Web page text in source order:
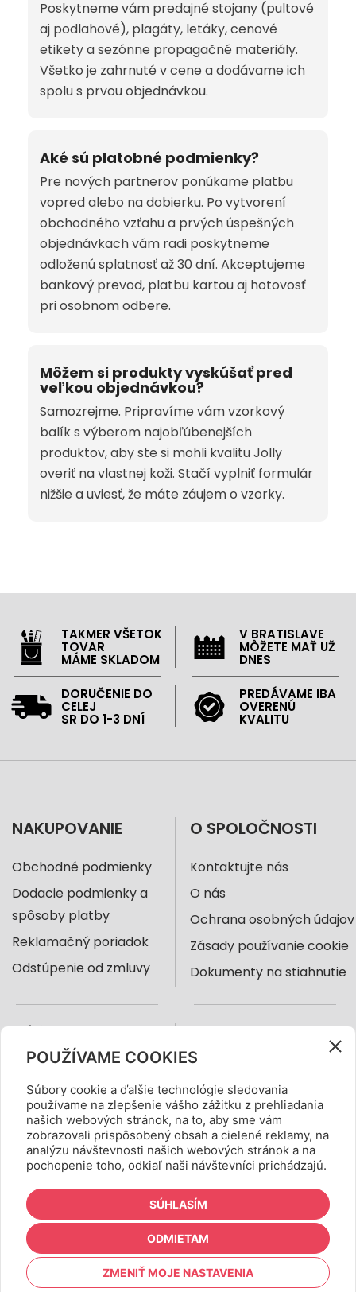
POUŽÍVAME COOKIES
Súbory cookie a ďalšie technológie sledovania
používame na zlepšenie vášho zážitku z prehliadania
našich webových stránok, na to, aby sme vám
zobrazovali prispôsobený obsah a cielené reklamy, na
analýzu návštevnosti našich webových stránok a na
pochopenie toho, odkiaľ naši návštevníci prichádzajú.
SÚHLASÍM
ODMIETAM
ZMENIŤ MOJE NASTAVENIA
Poskytneme vám predajné stojany (pultové
aj podlahové), plagáty, letáky, cenové
etikety a sezónne propagačné materiály.
Všetko je zahrnuté v cene a dodávame ich
spolu s prvou objednávkou.
Aké sú platobné podmienky?
Pre nových partnerov ponúkame platbu
vopred alebo na dobierku. Po vytvorení
obchodného vzťahu a prvých úspešných
objednávkach vám radi poskytneme
odloženú splatnosť až 30 dní. Akceptujeme
bankový prevod, platbu kartou aj hotovosť
pri osobnom odbere.
Môžem si produkty vyskúšať pred
veľkou objednávkou?
Samozrejme. Pripravíme vám vzorkový
balík s výberom najobľúbenejších
produktov, aby ste si mohli kvalitu Jolly
overiť na vlastnej koži. Stačí vyplniť formulár
nižšie a uviesť, že máte záujem o vzorky.
TAKMER VŠETOK
TOVAR
MÁME SKLADOM
V BRATISLAVE
MÔŽETE MAŤ UŽ
DNES
DORUČENIE DO
CELEJ
SR DO 1-3 DNÍ
PREDÁVAME IBA
OVERENÚ
KVALITU
NAKUPOVANIE
Obchodné podmienky
Dodacie podmienky a
spôsoby platby
Reklamačný poriadok
Odstúpenie od zmluvy
O SPOLOČNOSTI
Kontaktujte nás
O nás
Ochrana osobných údajov
Zásady používanie cookie
Dokumenty na stiahnutie
Hálova 12, 851 01
Bratislava, Slovensko
obchod@farbicky.sk
shopping_cart